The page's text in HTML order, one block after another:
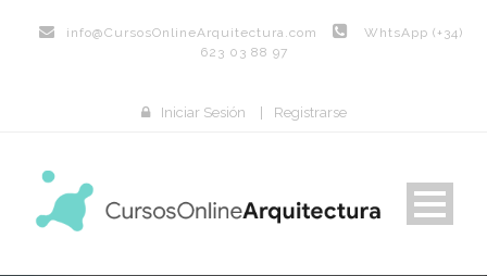
info@CursosOnlineArquitectura.com
WhtsApp (+34)
623 03 88 97
Iniciar Sesión Registrarse